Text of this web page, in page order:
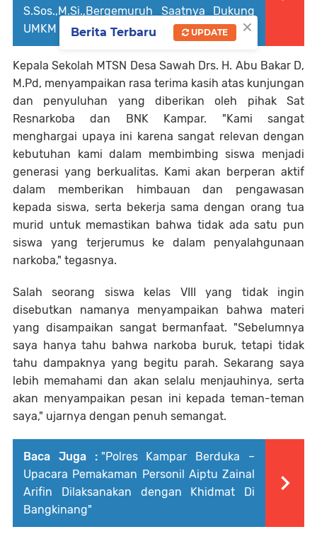
S.Sos.,M.Si.,Bergemuruh Saatnya Dukung
UMKM Di Kabupaten Kampar.
Kepala Sekolah MTSN Desa Sawah Drs. H. Abu Bakar D,
M.Pd, menyampaikan rasa terima kasih atas kunjungan
dan penyuluhan yang diberikan oleh pihak Sat
Resnarkoba dan BNK Kampar. "Kami sangat
menghargai upaya ini karena sangat relevan dengan
kebutuhan kami dalam membimbing siswa menjadi
generasi yang berkualitas. Kami akan berperan aktif
dalam memberikan himbauan dan pengawasan
kepada siswa, serta bekerja sama dengan orang tua
murid untuk memastikan bahwa tidak ada satu pun
siswa yang terjerumus ke dalam penyalahgunaan
narkoba," tegasnya.
Salah seorang siswa kelas VIII yang tidak ingin
disebutkan namanya menyampaikan bahwa materi
yang disampaikan sangat bermanfaat. "Sebelumnya
saya hanya tahu bahwa narkoba buruk, tetapi tidak
tahu dampaknya yang begitu parah. Sekarang saya
lebih memahami dan akan selalu menjauhinya, serta
akan menyampaikan pesan ini kepada teman-teman
saya," ujarnya dengan penuh semangat.
Baca Juga : "Polres Kampar Berduka –
Upacara Pemakaman Personil Aiptu Zainal
Arifin Dilaksanakan dengan Khidmat Di
Bangkinang"
×
Berita Terbaru UPDATE